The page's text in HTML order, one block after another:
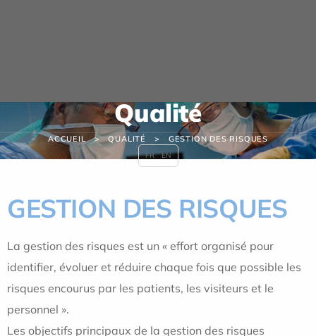
Qualité
ACCUEIL QUALITÉ GESTION DES RISQUES
GESTION DES RISQUES
La gestion des risques est un « effort organisé pour
identifier, évoluer et réduire chaque fois que possible les
risques encourus par les patients, les visiteurs et le
personnel ».
Les objectifs principaux de la gestion des risques
FR EN